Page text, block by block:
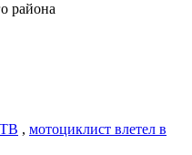
района
, мотоциклист влетел в